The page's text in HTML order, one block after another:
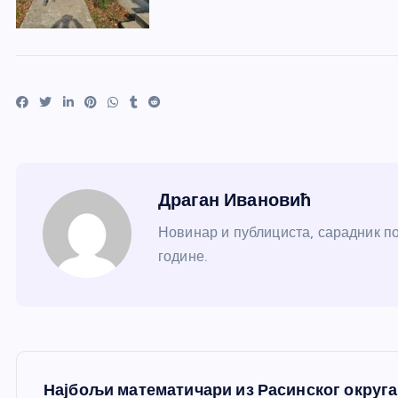
Драган Ивановић
Новинар и публициста, сарадник
године.
Најбољи математичари из Расинског